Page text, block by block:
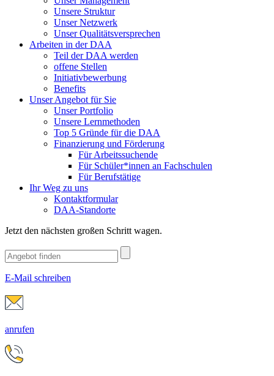
Unsere Struktur
Unser Netzwerk
Unser Qualitätsversprechen
Arbeiten in der DAA
Teil der DAA werden
offene Stellen
Initiativbewerbung
Benefits
Unser Angebot für Sie
Unser Portfolio
Unsere Lernmethoden
Top 5 Gründe für die DAA
Finanzierung und Förderung
Für Arbeitssuchende
Für Schüler*innen an Fachschulen
Für Berufstätige
Ihr Weg zu uns
Kontaktformular
DAA-Standorte
Jetzt den nächsten großen Schritt wagen.
E-Mail schreiben
anrufen